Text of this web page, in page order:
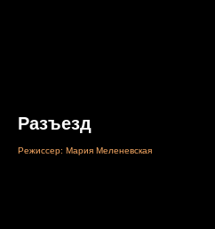
Разъезд
Режиссер: Мария Меленевская